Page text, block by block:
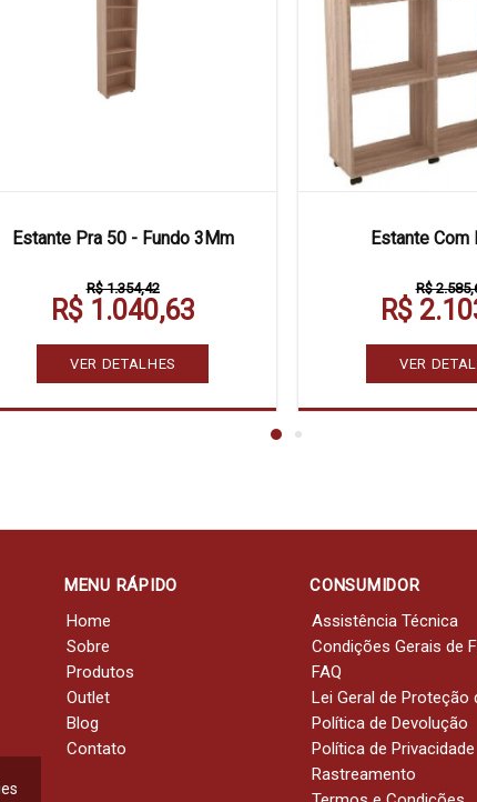
Estante Pra 50 - Fundo 3Mm
R$ 1.354,42
R$ 1.040,63
VER DETALHES
Estante Com
R$
R$
VER
MENU RÁPIDO
Home
Sobre
Produtos
Outlet
Blog
Contato
CONSUMIDOR
Assistência Técnica
Condições Gerais de
FAQ
Lei Geral de Proteção
Política de Devolução
Política de Privacidade
Rastreamento